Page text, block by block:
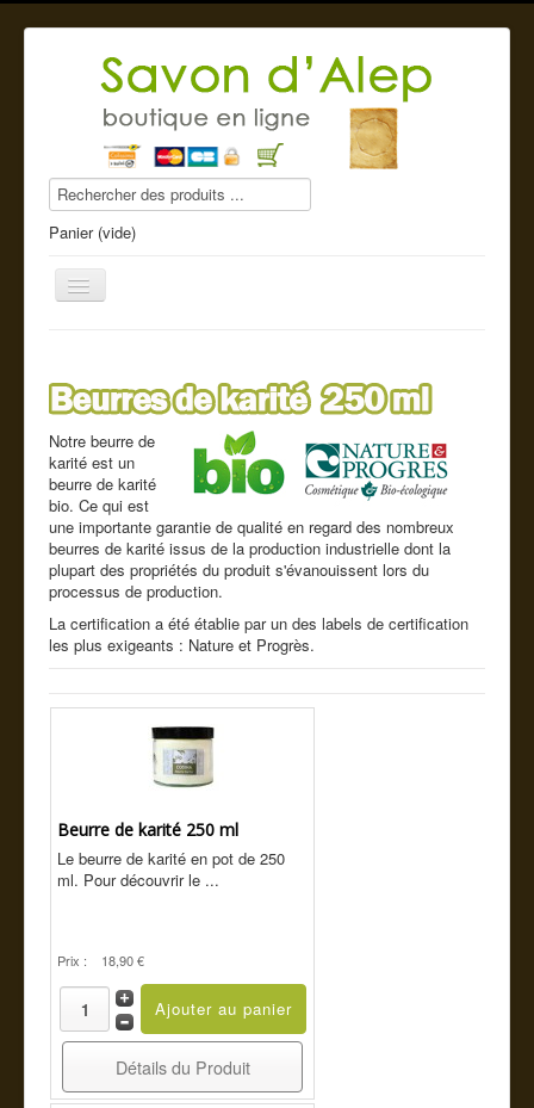
Panier (vide)
Savon d'Alep
Produits beauté
Compléments alimentaires
Cde tel
Guide conseil
Notre beurre de
karité est un
beurre de karité
bio. Ce qui est
une importante garantie de qualité en regard des nombreux
beurres de karité issus de la production industrielle dont la
plupart des propriétés du produit s'évanouissent lors du
processus de production.
La certification a été établie par un des labels de certification
les plus exigeants : Nature et Progrès.
Beurre de karité 250 ml
Le beurre de karité en pot de 250
ml. Pour découvrir le ...
Prix : 18,90 €
Détails du Produit